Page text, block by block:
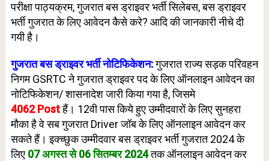
परीक्षा पाठ्यक्रम, गुजरात बस ड्राइवर भर्ती सिलेबस, बस ड्राइवर
भर्ती गुजरात के लिए आवेदन कैसे करे? आदि की जानकारी नीचे दी
गयी है।
गुजरात बस ड्राइवर भर्ती नोटिफिकेशन:गुजरात राज्य सड़क परिवहन
निगम GSRTC ने गुजरात ड्राइवर पद के लिए ऑनलाइन आवेदन का
नोटिफिकेशन/ शासनादेश जारी किया गया है, जिसमे
4062 Postहैं। 12वी पास किये हुए उम्मीदवारों के लिए सुनहरा
मौका है वे सब गुजरात Driver जॉब के लिए ऑनलाइन आवेदन कर
सकते हैं। इक्च्छुक उम्मीदवार बस ड्राइवर भर्ती गुजरात 2024 के
लिए 07 अगस्त से 06 सितम्बर 2024तक ऑनलाइन आवेदन कर